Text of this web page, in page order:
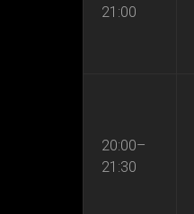
21:00
20:00–
21:30